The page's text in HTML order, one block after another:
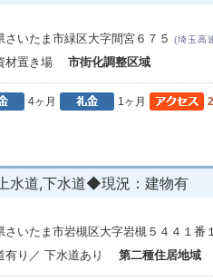
さいたま市緑区大字間宮６７５ (埼玉高
材置き場 市街化調整区域
4ヶ月 1ヶ月
水道,下水道◆現況：建物有
さいたま市岩槻区大字岩槻５４４１番
有り／ 下水道あり 第二種住居地域